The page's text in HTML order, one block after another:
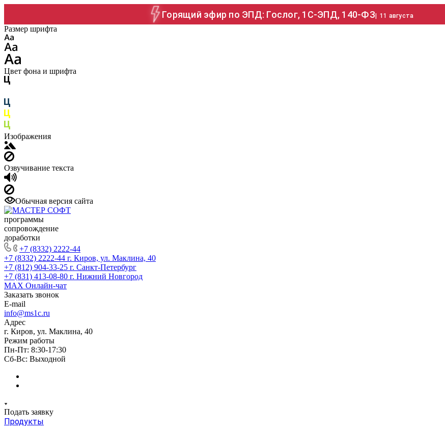
Горящий эфир по ЭПД: Гослог, 1С-ЭПД, 140-ФЗ| 11 августа
Размер шрифта
Цвет фона и шрифта
Изображения
Озвучивание текста
Обычная версия сайта
программы
сопровождение
доработки
+7 (8332) 2222-44
+7 (8332) 2222-44 г. Киров, ул. Маклина, 40
+7 (812) 904-33-25 г. Санкт-Петербург
+7 (831) 413-08-80 г. Нижний Новгород
MAX Онлайн-чат
Заказать звонок
E-mail
info@ms1c.ru
Адрес
г. Киров, ул. Маклина, 40
Режим работы
Пн-Пт: 8:30-17:30
Cб-Вс: Выходной
Подать заявку
Продукты